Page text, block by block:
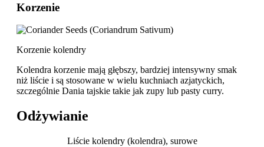
Korzenie
Korzenie kolendry
Kolendra korzenie mają głębszy, bardziej intensywny smak
niż liście i są stosowane w wielu kuchniach azjatyckich,
szczególnie Dania tajskie takie jak zupy lub pasty curry.
Odżywianie
Liście kolendry (kolendra), surowe